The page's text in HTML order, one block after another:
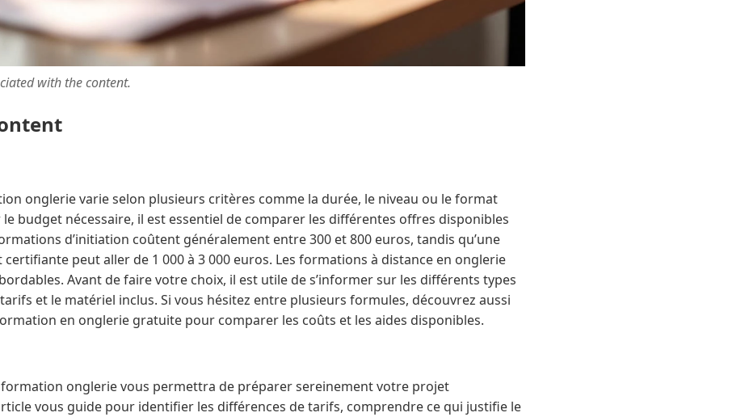
with the content.
onglerie varie selon plusieurs critères comme la durée, le niveau ou le format
budget nécessaire, il est essentiel de comparer les différentes offres disponibles
d’initiation coûtent généralement entre 300 et 800 euros, tandis qu’une
peut aller de 1 000 à 3 000 euros. Les formations à distance en onglerie
Avant de faire votre choix, il est utile de s’informer sur les différents types
et le matériel inclus. Si vous hésitez entre plusieurs formules, découvrez aussi
en onglerie gratuite pour comparer les coûts et les aides disponibles.
onglerie vous permettra de préparer sereinement votre projet
vous guide pour identifier les différences de tarifs, comprendre ce qui justifie le